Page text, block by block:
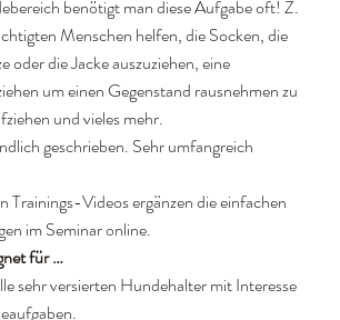
benötigt man diese Aufgabe oft! Z.
Menschen helfen, die Socken, die
oder die Jacke auszuziehen, eine
um einen Gegenstand rausnehmen zu
und vieles mehr.
geschrieben. Sehr umfangreich
Trainings-Videos ergänzen die einfachen
im Seminar online.
für …
sehr versierten Hundehalter mit Interesse